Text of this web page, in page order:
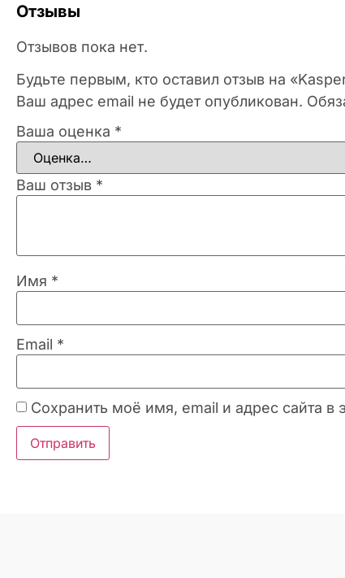
Отзывы
Отзывов пока нет.
Будьте первым, кто оставил отзыв на
Ваш адрес email не будет опубликован.
Ваша оценка *
Ваш отзыв *
Имя *
Email *
Сохранить моё имя, email и адрес сайта